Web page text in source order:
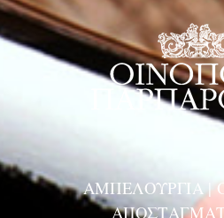
ΑΜΠΕΛΟΥΡΓΙΑ |